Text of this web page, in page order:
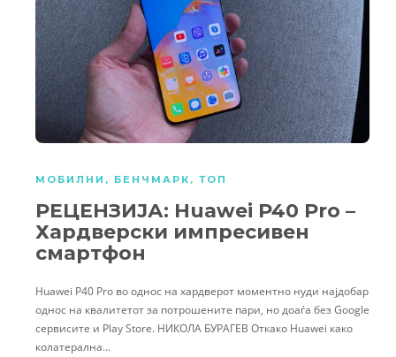
МОБИЛНИ , БЕНЧМАРК , ТОП
РЕЦЕНЗИЈА: Huawei P40 Pro –
Хардверски импресивен
смартфон
Huawei P40 Pro во однос на хардверот моментно нуди најдобар
однос на квалитетот за потрошените пари, но доаѓа без Google
сервисите и Play Store. НИКОЛА БУРАГЕВ Откако Huawei како
колатерална…